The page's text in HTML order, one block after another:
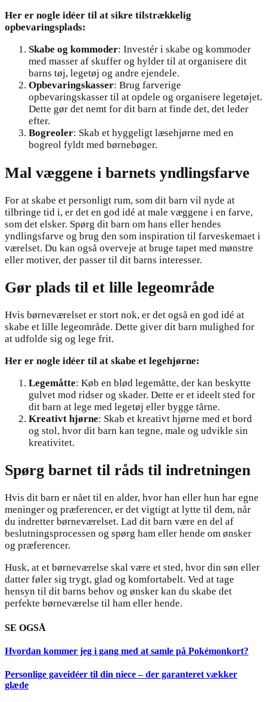
Her er nogle idéer til at sikre tilstrækkelig
opbevaringsplads:
Skabe og kommoder: Investér i skabe og kommoder
med masser af skuffer og hylder til at organisere dit
barns tøj, legetøj og andre ejendele.
Opbevaringskasser: Brug farverige
opbevaringskasser til at opdele og organisere legetøjet.
Dette gør det nemt for dit barn at finde det, det leder
efter.
Bogreoler: Skab et hyggeligt læsehjørne med en
bogreol fyldt med børnebøger.
Mal væggene i barnets yndlingsfarve
For at skabe et personligt rum, som dit barn vil nyde at
tilbringe tid i, er det en god idé at male væggene i en farve,
som det elsker. Spørg dit barn om hans eller hendes
yndlingsfarve og brug den som inspiration til farveskemaet i
værelset. Du kan også overveje at bruge tapet med mønstre
eller motiver, der passer til dit barns interesser.
Gør plads til et lille legeområde
Hvis børneværelset er stort nok, er det også en god idé at
skabe et lille legeområde. Dette giver dit barn mulighed for
at udfolde sig og lege frit.
Her er nogle idéer til at skabe et legehjørne:
Legemåtte: Køb en blød legemåtte, der kan beskytte
gulvet mod ridser og skader. Dette er et ideelt sted for
dit barn at lege med legetøj eller bygge tårne.
Kreativt hjørne: Skab et kreativt hjørne med et bord
og stol, hvor dit barn kan tegne, male og udvikle sin
kreativitet.
Spørg barnet til råds til indretningen
Hvis dit barn er nået til en alder, hvor han eller hun har egne
meninger og præferencer, er det vigtigt at lytte til dem, når
du indretter børneværelset. Lad dit barn være en del af
beslutningsprocessen og spørg ham eller hende om ønsker
og præferencer.
Husk, at et børneværelse skal være et sted, hvor din søn eller
datter føler sig trygt, glad og komfortabelt. Ved at tage
hensyn til dit barns behov og ønsker kan du skabe det
perfekte børneværelse til ham eller hende.
SE OGSÅ
Hvordan kommer jeg i gang med at samle på Pokémonkort?
Personlige gaveidéer til din niece – der garanteret vækker
glæde